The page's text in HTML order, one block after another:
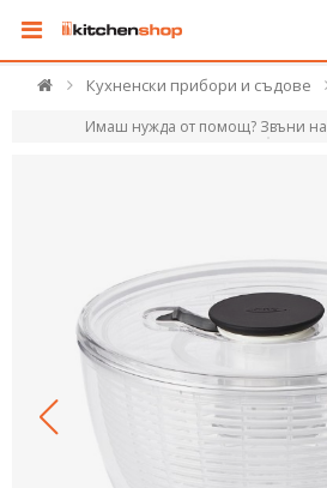
Кухненски прибори и съдове
Имаш нужда от помощ? Звъни на